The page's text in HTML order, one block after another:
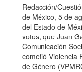
Redacción/
de México, 5 de
del Estado de
votos, que Juan
Comunicación
cometió Violencia
de Género